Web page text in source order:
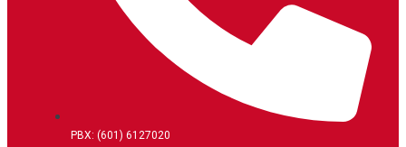
PBX: (601) 6127020